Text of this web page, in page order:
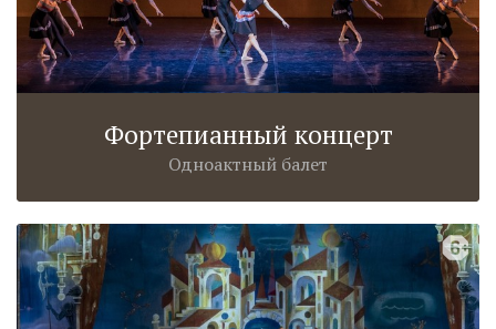
Фортепианный концерт
Одноактный балет